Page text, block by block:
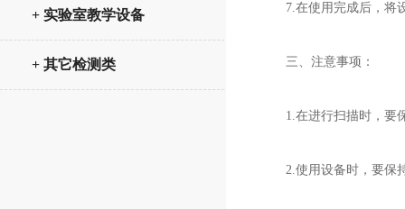
+ 实验室教学设备
+ 其它检测类
7.在使用完成后，将设
三、注意事项：
1.在进行扫描时，要保
2.使用设备时，要保持